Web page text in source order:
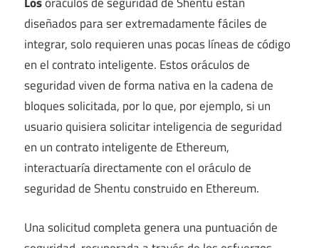
diseñados para ser extremadamente fáciles de
integrar, solo requieren unas pocas líneas de código
en el contrato inteligente. Estos oráculos de
seguridad viven de forma nativa en la cadena de
bloques solicitada, por lo que, por ejemplo, si un
usuario quisiera solicitar inteligencia de seguridad
en un contrato inteligente de Ethereum,
interactuaría directamente con el oráculo de
seguridad de Shentu construido en Ethereum.
Una solicitud completa genera una puntuación de